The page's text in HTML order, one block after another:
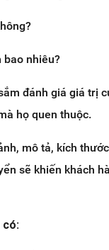
bao nhiêu?
đánh giá giá trị
họ quen thuộc.
mô tả, kích
sẽ khiến khách
có: